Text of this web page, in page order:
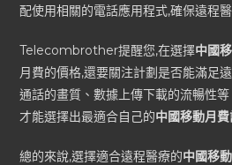
配使用相關的電話應用程式,確保遠程
Telecombrother提醒您,在選擇中國
月費的價格,還要關注計劃是否能滿足
通話的畫質、數據上傳下載的流暢性
才能選擇出最適合自己的中國移動月費
總的來說,選擇適合遠程醫療的中國移